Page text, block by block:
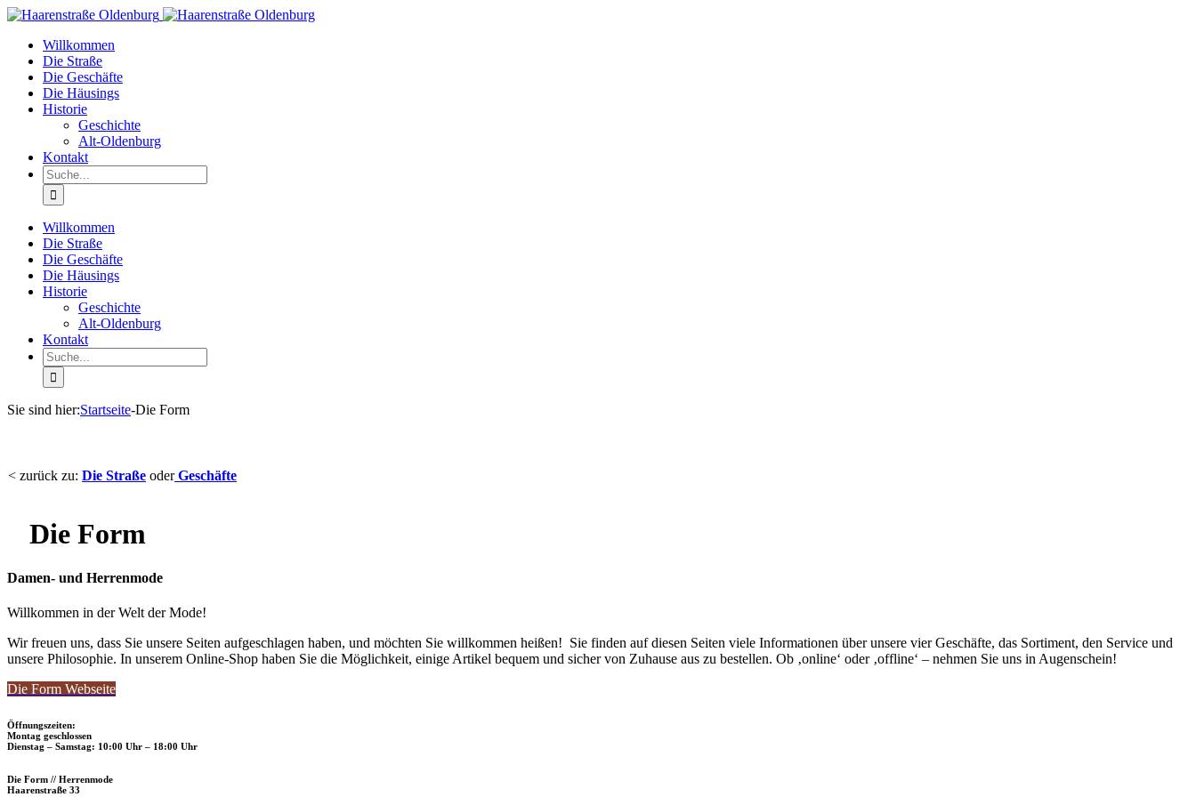
Willkommen
Die Straße
Die Geschäfte
Die Häusings
Historie
Geschichte
Alt-Oldenburg
Kontakt
Willkommen
Die Straße
Die Geschäfte
Die Häusings
Historie
Geschichte
Alt-Oldenburg
Kontakt
Sie sind hier:Startseite-Die Form
< zurück zu: Die Straße oderGeschäfte
Die Form
Damen- und Herrenmode
Willkommen in der Welt der Mode!
Wir freuen uns, dass Sie unsere Seiten aufgeschlagen haben, und möchten Sie willkommen heißen! Sie finden auf diesen Seiten viele Informationen über unsere vier Geschäfte, das Sortiment, den Service und
unsere Philosophie. In unserem Online-Shop haben Sie die Möglichkeit, einige Artikel bequem und sicher von Zuhause aus zu bestellen. Ob ‚online‘ oder ‚offline‘ – nehmen Sie uns in Augenschein!
Die Form Webseite
Öffnungszeiten:
Montag geschlossen
Dienstag – Samstag: 10:00 Uhr – 18:00 Uhr
Die Form // Herrenmode
Haarenstraße 33